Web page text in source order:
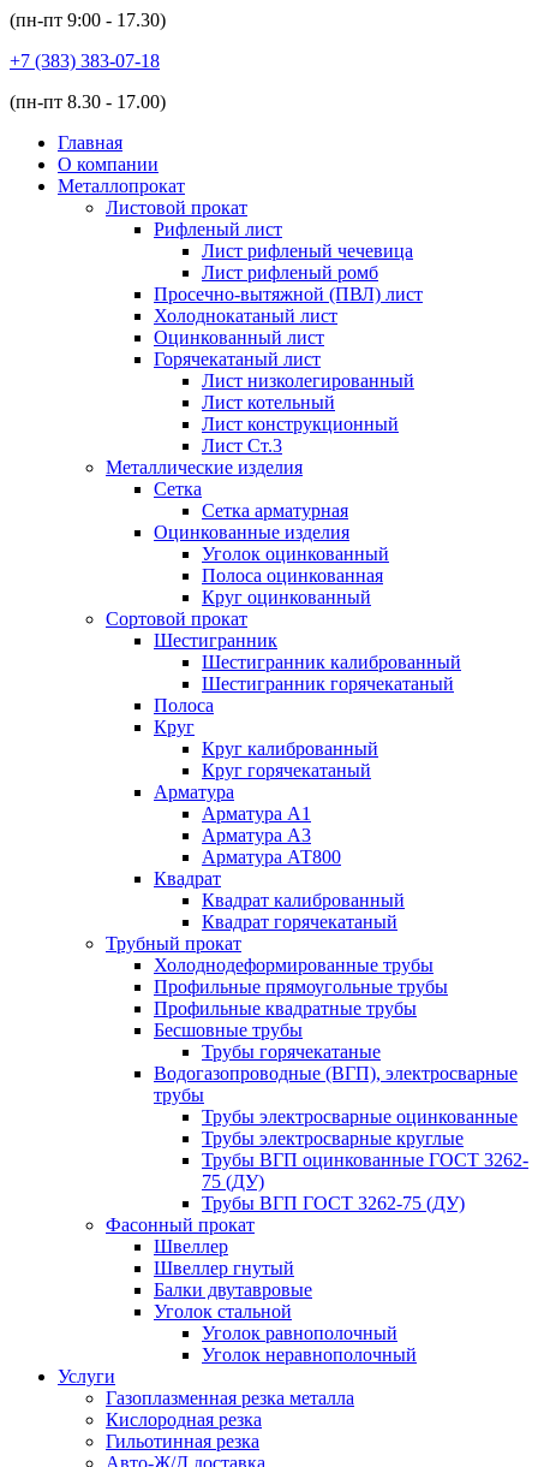
(пн-пт 9:00 - 17.30)
+7 (383) 383-07-18
(пн-пт 8.30 - 17.00)
Главная
О компании
Металлопрокат
Листовой прокат
Рифленый лист
Лист рифленый чечевица
Лист рифленый ромб
Просечно-вытяжной (ПВЛ) лист
Холоднокатаный лист
Оцинкованный лист
Горячекатаный лист
Лист низколегированный
Лист котельный
Лист конструкционный
Лист Ст.3
Металлические изделия
Сетка
Сетка арматурная
Оцинкованные изделия
Уголок оцинкованный
Полоса оцинкованная
Круг оцинкованный
Сортовой прокат
Шестигранник
Шестигранник калиброванный
Шестигранник горячекатаный
Полоса
Круг
Круг калиброванный
Круг горячекатаный
Арматура
Арматура А1
Арматура А3
Арматура АТ800
Квадрат
Квадрат калиброванный
Квадрат горячекатаный
Трубный прокат
Холоднодеформированные трубы
Профильные прямоугольные трубы
Профильные квадратные трубы
Бесшовные трубы
Трубы горячекатаные
Водогазопроводные (ВГП), электросварные
трубы
Трубы электросварные оцинкованные
Трубы электросварные круглые
Трубы ВГП оцинкованные ГОСТ 3262-
75 (ДУ)
Трубы ВГП ГОСТ 3262-75 (ДУ)
Фасонный прокат
Швеллер
Швеллер гнутый
Балки двутавровые
Уголок стальной
Уголок равнополочный
Уголок неравнополочный
Услуги
Газоплазменная резка металла
Кислородная резка
Гильотинная резка
Авто-Ж/Д доставка